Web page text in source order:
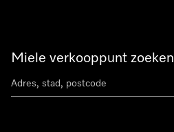
Miele verkooppunt zoeken